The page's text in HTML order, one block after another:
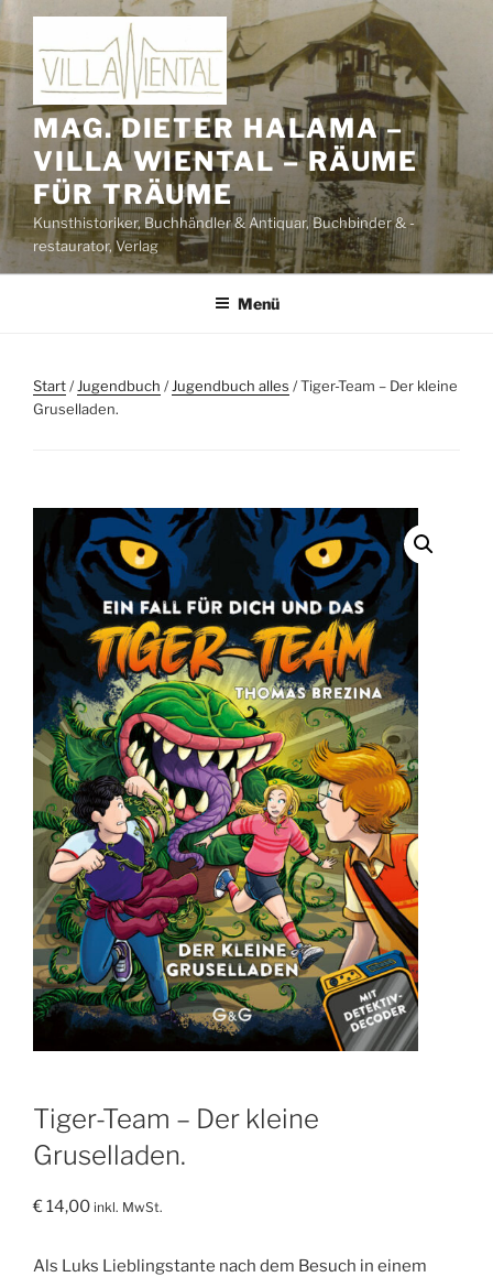
Zum
Inhalt
springen
MAG. DIETER HALAMA –
VILLA WIENTAL – RÄUME
FÜR TRÄUME
Kunsthistoriker, Buchhändler & Antiquar, Buchbinder & -
restaurator, Verlag
Menü
Start/Jugendbuch /Jugendbuch alles / Tiger-Team – Der kleine
Gruselladen.
Tiger-Team – Der kleine
Gruselladen.
€14,00 inkl. MwSt.
Als Luks Lieblingstante nach dem Besuch in einem